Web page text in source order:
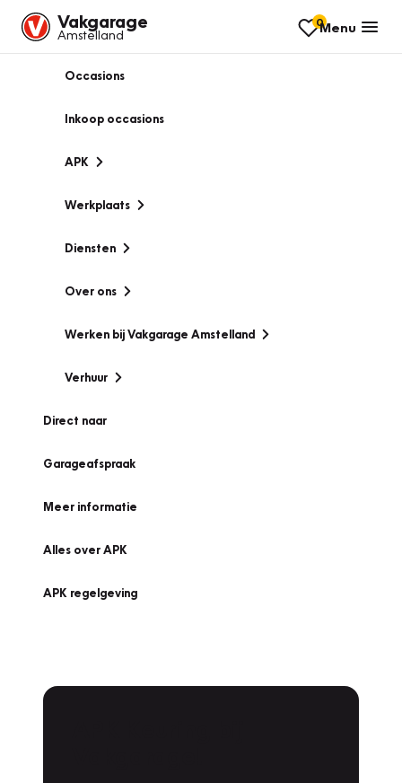
Vakgarage
Amstelland
0Menu
Occasions
Inkoop occasions
APK
Werkplaats
Diensten
Over ons
Werken bij Vakgarage Amstelland
Verhuur
Direct naar
Garageafspraak
Meer informatie
Alles over APK
APK regelgeving